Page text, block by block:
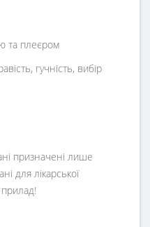
та плеєром
гучність, вибір
призначені лише
для лікарської